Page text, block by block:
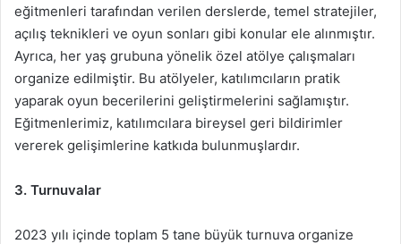
eğitmenleri tarafından verilen derslerde, temel stratejiler,
açılış teknikleri ve oyun sonları gibi konular ele alınmıştır.
Ayrıca, her yaş grubuna yönelik özel atölye çalışmaları
organize edilmiştir. Bu atölyeler, katılımcıların pratik
yaparak oyun becerilerini geliştirmelerini sağlamıştır.
Eğitmenlerimiz, katılımcılara bireysel geri bildirimler
vererek gelişimlerine katkıda bulunmuşlardır.
3. Turnuvalar
2023 yılı içinde toplam 5 tane büyük turnuva organize